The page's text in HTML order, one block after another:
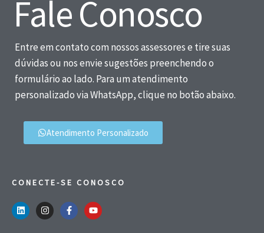
Fale Conosco
Entre em contato com nossos assessores e tire suas
dúvidas ou nos envie sugestões preenchendo o
formulário ao lado. Para um atendimento
personalizado via WhatsApp, clique no botão abaixo.
Atendimento Personalizado
CONECTE-SE CONOSCO